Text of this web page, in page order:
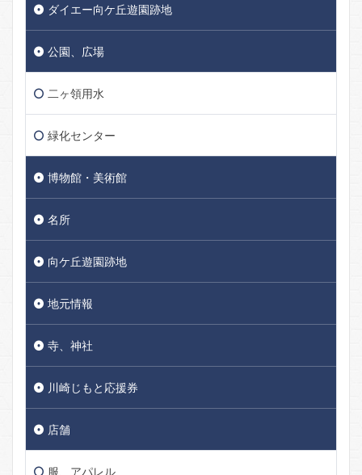
ダイエー向ケ丘遊園跡地
公園、広場
二ヶ領用水
緑化センター
博物館・美術館
名所
向ケ丘遊園跡地
地元情報
寺、神社
川崎じもと応援券
店舗
服、アパレル